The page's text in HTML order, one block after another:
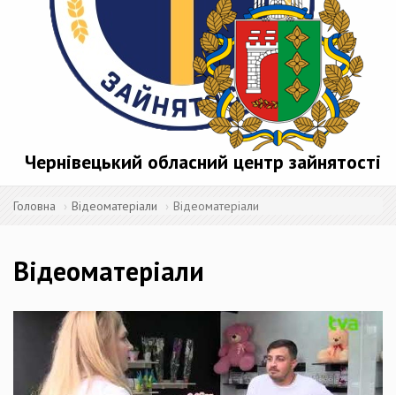
Чернівецький обласний центр зайнятості
Головна Відеоматеріали Відеоматеріали
Відеоматеріали